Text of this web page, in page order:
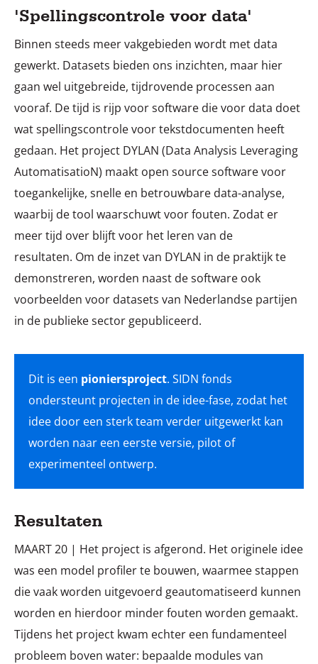
'Spellingscontrole voor data'
Binnen steeds meer vakgebieden wordt met data
gewerkt. Datasets bieden ons inzichten, maar hier
gaan wel uitgebreide, tijdrovende processen aan
vooraf. De tijd is rijp voor software die voor data doet
wat spellingscontrole voor tekstdocumenten heeft
gedaan. Het project DYLAN (Data Analysis Leveraging
AutomatisatioN) maakt open source software voor
toegankelijke, snelle en betrouwbare data-analyse,
waarbij de tool waarschuwt voor fouten. Zodat er
meer tijd over blijft voor het leren van de
resultaten. Om de inzet van DYLAN in de praktijk te
demonstreren, worden naast de software ook
voorbeelden voor datasets van Nederlandse partijen
in de publieke sector gepubliceerd.
Dit is een pioniersproject. SIDN fonds
ondersteunt projecten in de idee-fase, zodat het
idee door een sterk team verder uitgewerkt kan
worden naar een eerste versie, pilot of
experimenteel ontwerp.
Resultaten
MAART 20 | Het project is afgerond. Het originele idee
was een model profiler te bouwen, waarmee stappen
die vaak worden uitgevoerd geautomatiseerd kunnen
worden en hierdoor minder fouten worden gemaakt.
Tijdens het project kwam echter een fundamenteel
probleem boven water: bepaalde modules van